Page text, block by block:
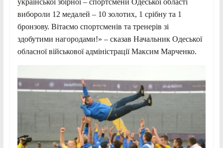
української збірної – спортсмени Одеської області
вибороли 12 медалей – 10 золотих, 1 срібну та 1
бронзову. Вітаємо спортсменів та тренерів зі
здобутими нагородами!» – сказав Начальник Одеської
обласної військової адміністрації Максим Марченко.